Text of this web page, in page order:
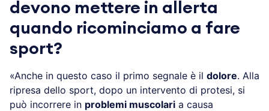
devono mettere in allerta
quando ricominciamo a fare
sport?
«Anche in questo caso il primo segnale è il dolore. Alla
ripresa dello sport, dopo un intervento di protesi, si
può incorrere in problemi muscolari a causa